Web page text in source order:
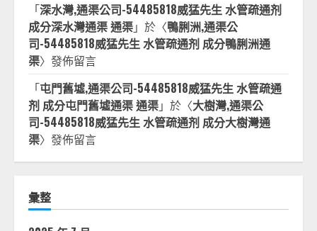
「深水灣,通渠公司-54485818威猛先生 水管疏通剂
成分深水灣通渠 通渠」於〈鴨脷洲,通渠公
司-54485818威猛先生 水管疏通剂 成分鴨脷洲通
渠〉發佈留言
「屯門舊墟,通渠公司-54485818威猛先生 水管疏通
剂 成分屯門舊墟通渠 通渠」於〈大樹灣,通渠公
司-54485818威猛先生 水管疏通剂 成分大樹灣通
渠〉發佈留言
彙整